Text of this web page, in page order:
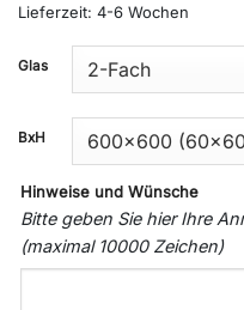
Lieferzeit: 4-6 Wochen
Glas
BxH
Hinweise und Wünsche
Bitte geben Sie hier Ihre
(maximal 10000 Zeichen)